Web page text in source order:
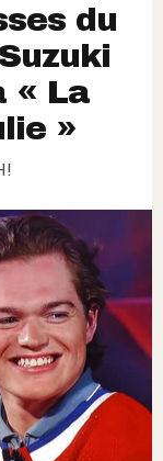
du
« La
»